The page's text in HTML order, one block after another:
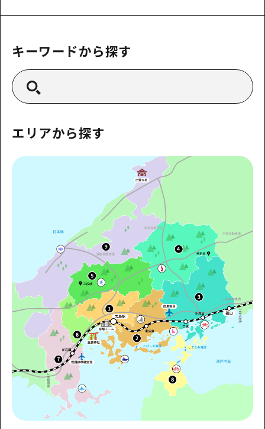
ショッピング
ナイトライフ
世界遺産
歴史・文化
癒し
自然
あたらしい非日常
広島市周辺
安芸
芸北
宮島周辺
日帰り
半日
1泊2日
2泊3日
備後
芸北
宮島周辺
旬情報
お役立ち情報
アクセス
二次交通まとめ
施設の混雑状況のお知らせ
お得な周遊チケット
手荷物預かり・配送サービス
広島おもてなしパス
HIROSHIMA FREE Wi-Fi
観光案内所
広島県を訪れる外国人旅行者向け情報一
ボランティアガイド
ユニバーサルツーリズム
ガイドブック
広島県の魅力を動画でご紹介！
よくあるご質問
新着情報
事業者・学校関係者の皆さま
キーワードから探す
エリアから探す